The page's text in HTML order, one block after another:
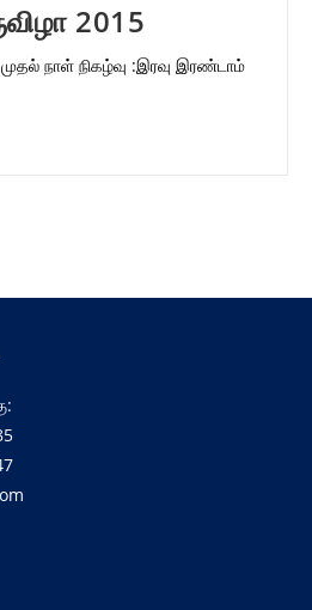
2015
நாள் நிகழ்வு :இரவு இரண்டாம்